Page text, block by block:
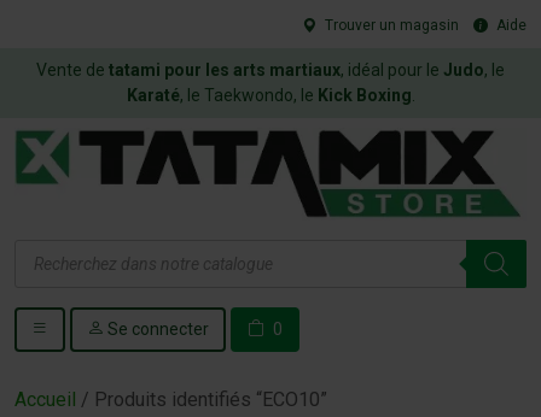
Trouver un magasin Aide
Vente de tatami pour les arts martiaux, idéal pour le Judo, le
Karaté, le Taekwondo, le Kick Boxing
de
Se connecter 0
Accueil / Produits identifiés “ECO10”